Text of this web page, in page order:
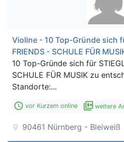
Violine - 10 Top-Gründe sich
FRIENDS - SCHULE FÜR
10 Top-Gründe sich für
SCHULE FÜR MUSIK zu
Standorte:...
access_time vor Kurzem online filter_9_plus weitere
location_on 90461 Nürnberg - Bleiweiß